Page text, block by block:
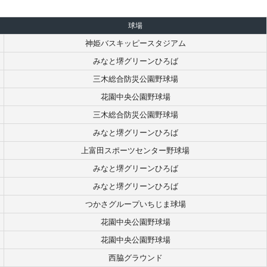
球場
神姫バスキッピースタジアム
みなと堺グリーンひろば
三木総合防災公園野球場
花園中央公園野球場
三木総合防災公園野球場
みなと堺グリーンひろば
上富田スポーツセンター野球場
みなと堺グリーンひろば
みなと堺グリーンひろば
つかさグループいちじま球場
花園中央公園野球場
花園中央公園野球場
西脇グラウンド